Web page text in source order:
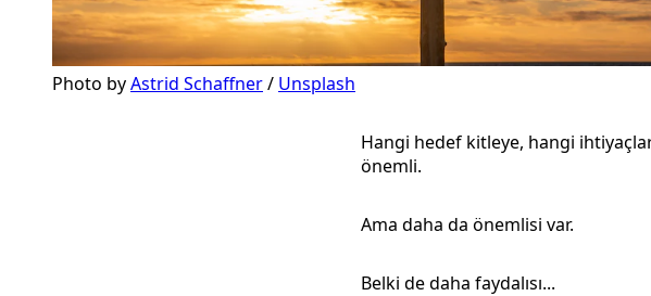
Photo by Astrid Schaffner / Unsplash
Hangi hedef kitleye, hangi
önemli.
Ama daha da önemlisi var.
Belki de daha faydalısı...